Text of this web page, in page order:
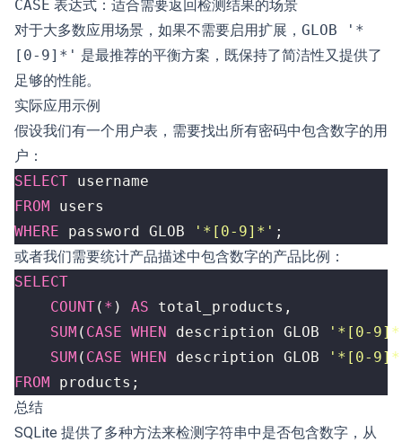
CASE 表达式：适合需要返回检测结果的场景
对于大多数应用场景，如果不需要启用扩展， GLOB '*
[0-9]*' 是最推荐的平衡方案，既保持了简洁性又提供了
足够的性能。
实际应用示例
假设我们有一个用户表，需要找出所有密码中包含数字的用
户：
SELECT username
FROM
users
WHERE
password GLOB '*[0-9]*' ;
或者我们需要统计产品描述中包含数字的产品比例：
SELECT
COUNT( * ) AS total_products ,
SUM ( CASE WHEN description GLOB
'*[0-
SUM ( CASE WHEN description GLOB
'*[0-
FROM
products ;
总结
SQLite 提供了多种方法来检测字符串中是否包含数字，从